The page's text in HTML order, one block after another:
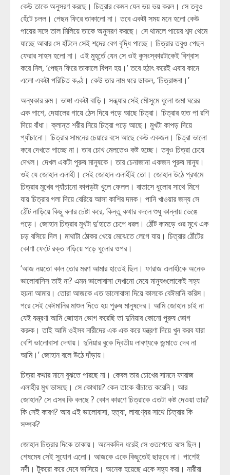
কেউ তাকে অনুসরণ করছে। চিত্রার কেমন যেন ভয় ভয় করল। সে তবুও
হেঁটে চলল। পেছন ফিরে তাকালো না। তবে একটা সময় মনে হলো কেউ
পায়ের সঙ্গে তাল মিলিয়ে তাকে অনুসরণ করছে। সে থামলে পায়ের শব্দ থেমে
যাচ্ছে আবার সে হাঁটলে সেই শব্দের বেগ বৃদ্ধি পাচ্ছে। চিত্রার তবুও পেছন
ফেরার সাহস হলো না। এই মুহূর্তে যেন সে ওই কুসংস্কারটাকেই বিশ্বাস
করে নিল, ‘পেছন ফিরে তাকালে বিপদ হয়।’ তবে হঠাৎ করেই এবার কানে
এলো একটা পরিচিত কণ্ঠ। কেউ তার নাম ধরে ডাকল, ‘চিত্রাঙ্গনা।’
অন্ধকার রুম। ভাঙ্গা একটা বাড়ি। সন্ধ্যার সেই মৌসুমে ধুলো জমা ঘরের
এক পাশে, দেয়ালের গায়ে ঠেস দিয়ে পড়ে আছে চিত্রা। চিত্রার হাত পা রশি
দিয়ে বাঁধা। ক্লান্ত শরীর নিয়ে চিত্রা পড়ে আছে। মুখটা কাপড় দিয়ে
প্যাঁচানো। চিত্রার সামনের চেয়ারে বসে আছে কেউ একজন। চিত্রা ভালো
করে দেখতে পাচ্ছে না। তার চোখ মেলতেও কষ্ট হচ্ছে। তবুও চিত্রা চেয়ে
দেখল। দেখল একটা পুরুষ মানুষকে। তার চেনাজানা একজন পুরুষ মানুষ।
ওই যে জোহান এলাহী। সেই জোহান এলাহীই তো। জোহান উঠে প্রথমে
চিত্রার মুখের প্যাঁচানো কাপড়টা খুলে ফেলল। বাতাসে ধুলোর সাথে মিশে
যায় চিত্রার গলা দিয়ে বেরিয়ে আসা কাশির দমক। পানি খাওয়ার জন্য সে
ঠোঁট নাড়িয়ে কিছু বলার চেষ্টা করে, কিন্তু কথার বদলে শুধু কান্নায় ভেঙে
পড়ে। জোহান চিত্রার মুখটা দু’হাতে চেপে ধরল। ঠোঁট কামড়ে ওর মুখে এক
চড় বসিয়ে দিল। মাথাটা ঠোকর খেয়ে মেঝেতে লেগে যায়। চিত্রার ঠোঁটের
কোণা ফেটে রক্ত গড়িয়ে পড়ে ধুলোর ওপর।
‘আজ নয়তো কাল তোর মরণ আমার হাতেই ছিল। ফারাজ এলাহীকে অনেক
ভালোবাসিস তাই না? এমন ভালোবাসা দেখানো মেয়ে মানুষগুলোকেই সহ্য
হয়না আমার। তোরা আজকে এত ভালোবাসা দিয়ে কালকে বেঈমানি করিস।
পরে সেই বেঈমানির মাশুল দিতে হয় পুরুষ মানুষদের। আমি জোহান চাই না
যেই যন্ত্রণা আমি জোহান ভোগ করেছি তা দুনিয়ার কোনো পুরুষ ভোগ
করুক। তাই আমি ওইসব নারীদের এক এক করে যন্ত্রণা দিয়ে খুন করব যারা
বেশি ভালোবাসা দেখায়। দুনিয়ার বুকে দ্বিতীয় লাবণ্যকে জন্মাতে দেব না
আমি।’ জোহান বলে উঠে দাঁড়ায়।
চিত্রা কথার মানে বুঝতে পারছে না। কেবল তার চোখের সামনে ফারাজ
এলাহীর মুখ ভাসছে। সে কোথায়? কেন তাকে বাঁচাতে করেনি। আর
জোহান? সে এসব কি বলছে ? কোন কারণে চিত্রাকে এতটা কষ্ট দেওয়া তার?
কি সেই কারণ? আর এই ভালোবাসা, হত্যা, লাবণ্যের সাথে চিত্রার কি
সম্পর্ক?
জোহান চিত্রার দিকে তাকায়। অনেকদিন ধরেই সে ওতপেতে বসে ছিল।
শেষমেষ সেই সুযোগ এলো। আজকে একে কিছুতেই ছাড়বে না। পাশেই
নদী। টুকরো করে দেবে ভাসিয়ে। অনেক হয়েছে একে সহ্য করা। নারীরা